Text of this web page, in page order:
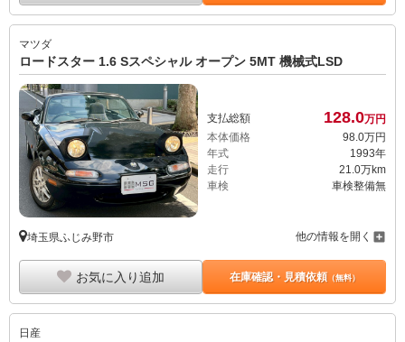
マツダ
ロードスター 1.6 Sスペシャル オープン 5MT 機械式LSD
支払総額 128.0万円
本体価格
98. 0万円
年式
1993年
走行
21.0万km
車検
車検整備無
埼玉県ふじみ野市 他の情報を開く
お気に入り追加 在庫確認・見積依頼（無料）
日産